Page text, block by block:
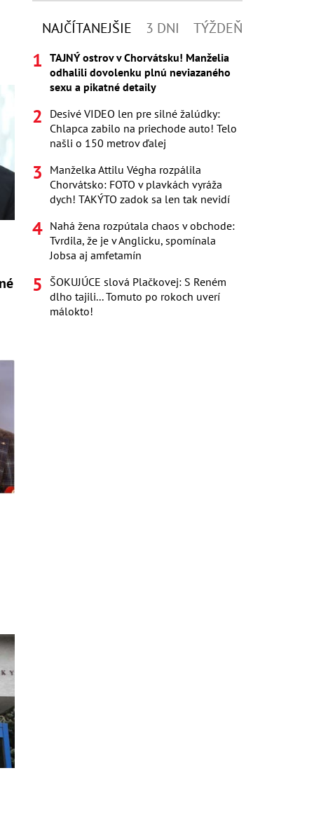
NAJČÍTANEJŠIE 3 DNI TÝŽDEŇ
TAJNÝ ostrov v Chorvátsku! Manželia
odhalili dovolenku plnú neviazaného
sexu a pikatné detaily
Desivé VIDEO len pre silné žalúdky:
Chlapca zabilo na priechode auto! Telo
našli o 150 metrov ďalej
Manželka Attilu Végha rozpálila
Chorvátsko: FOTO v plavkách vyráža
dych! TAKÝTO zadok sa len tak nevidí
Nahá žena rozpútala chaos v obchode:
Tvrdila, že je v Anglicku, spomínala
Jobsa aj amfetamín
ŠOKUJÚCE slová Plačkovej: S Reném
dlho tajili... Tomuto po rokoch uverí
málokto!